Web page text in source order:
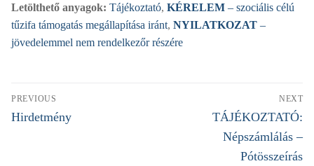
Letölthető anyagok: Tájékoztató, KÉRELEM – szociális célú
tűzifa támogatás megállapítása iránt, NYILATKOZAT –
jövedelemmel nem rendelkezőr részére
Bejegyzés
navigáció
PREVIOUS
Previous
Hirdetmény
NEXT
Next
post:
TÁJÉKOZTATÓ:
Népszámlálás –
Pótösszeírás